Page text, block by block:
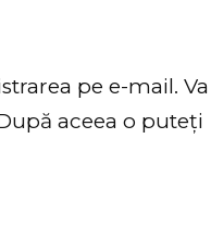
pe e-mail. Va
aceea o puteți